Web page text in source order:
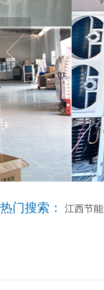
热门搜索： 江西节